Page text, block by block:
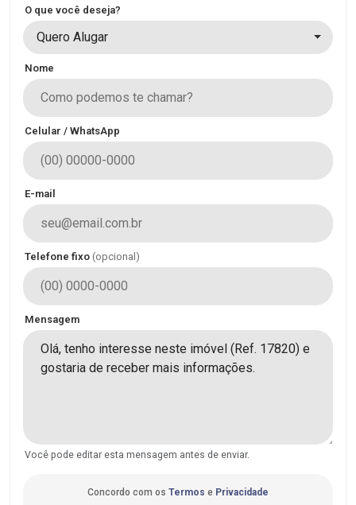
O que você deseja?
Quero Alugar
Nome
Celular / WhatsApp
E-mail
Telefone fixo (opcional)
Mensagem
Você pode editar esta mensagem antes de enviar.
Concordo com os Termos e Privacidade